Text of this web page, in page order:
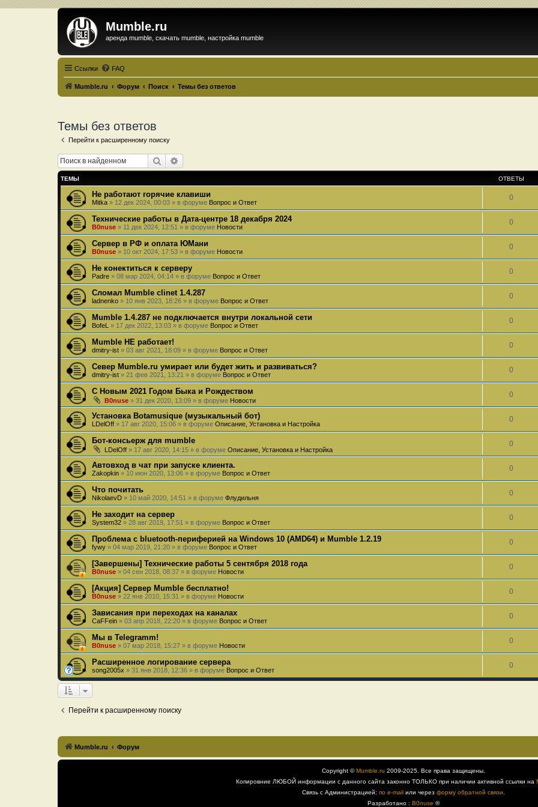
Mumble.ru
аренда mumble, скачать mumble, настройка mumble
Ссылки FAQ
Mumble.ru Форум Поиск Темы без ответов
Темы без ответов
Перейти к расширенному поиску
Поиск
ТЕМЫ ОТВЕТЫ
Не работают горячие клавиши
Mitka » 12 дек 2024, 00:03 » в форуме Вопрос и Ответ
0
Технические работы в Дата-центре 18 декабря 2024
B0nuse » 11 дек 2024, 12:51 » в форуме Новости
0
Сервер в РФ и оплата ЮМани
B0nuse » 10 окт 2024, 17:53 » в форуме Новости
0
Не конектиться к серверу
Padre » 08 мар 2024, 04:14 » в форуме Вопрос и Ответ
0
Сломал Mumble clinet 1.4.287
ladnenko » 10 янв 2023, 18:26 » в форуме Вопрос и Ответ
0
Mumble 1.4.287 не подключается внутри локальной сети
BofeL » 17 дек 2022, 13:03 » в форуме Вопрос и Ответ
0
Mumble НЕ работает!
dmitry-ist » 03 авг 2021, 18:09 » в форуме Вопрос и Ответ
0
Север Mumble.ru умирает или будет жить и развиваться?
dmitry-ist » 21 фев 2021, 13:21 » в форуме Вопрос и Ответ
0
С Новым 2021 Годом Быка и Рождеством
B0nuse » 31 дек 2020, 13:09 » в форуме Новости
0
Установка Botamusique (музыкальный бот)
LDelOff » 17 авг 2020, 15:06 » в форуме Описание, Установка и Настройка
0
Бот-консьерж для mumble
LDelOff » 17 авг 2020, 14:15 » в форуме Описание, Установка и Настройка
0
Автовход в чат при запуске клиента.
Zakopkin » 10 июн 2020, 13:06 » в форуме Вопрос и Ответ
0
Что почитать
NikolaevD » 10 май 2020, 14:51 » в форуме Флудильня
0
Не заходит на сервер
System32 » 28 авг 2019, 17:51 » в форуме Вопрос и Ответ
0
Проблема с bluetooth-периферией на Windows 10 (AMD64) и Mumble 1.2.19
fywy » 04 мар 2019, 21:20 » в форуме Вопрос и Ответ
0
[Завершены] Технические работы 5 сентября 2018 года
B0nuse » 04 сен 2018, 08:37 » в форуме Новости
0
[Акция] Сервер Mumble бесплатно!
B0nuse » 22 янв 2010, 15:31 » в форуме Новости
0
Зависания при переходах на каналах
CaFFein » 03 апр 2018, 22:20 » в форуме Вопрос и Ответ
0
Мы в Telegramm!
B0nuse » 07 мар 2018, 15:27 » в форуме Новости
0
Расширенное логирование сервера
song2005x » 31 янв 2018, 12:36 » в форуме Вопрос и Ответ
0
Перейти к расширенному поиску
Mumble.ru Форум
Copyright ©Mumble.ru 2009-2025. Все права защищены.
Копировние ЛЮБОЙ информации с данного сайта законно ТОЛЬКО при наличии активной ссылки на
Связь с Администрацией: по e-mail или через форму обратной связи
Разработано : B0nuse ®